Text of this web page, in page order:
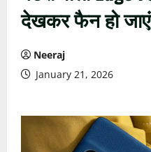
देखकर फैन हो
Neeraj
January 21, 2026